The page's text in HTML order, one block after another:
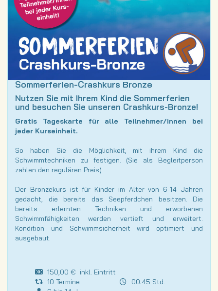
Sommerferien-Crashkurs Bronze
Nutzen Sie mit Ihrem Kind die Sommerferien
und besuchen Sie unseren Crashkurs-Bronze!
Gratis Tageskarte für alle Teilnehmer/innen bei
jeder Kurseinheit.
So haben Sie die Möglichkeit, mit ihrem Kind die
Schwimmtechniken zu festigen. (Sie als Begleitperson
zahlen den regulären Preis)
Der Bronzekurs ist für Kinder im Alter von 6-14 Jahren
gedacht, die bereits das Seepferdchen besitzen. Die
bereits erlernten Techniken und erworbenen
Schwimmfähigkeiten werden vertieft und erweitert.
Kondition und Schwimmsicherheit wird optimiert und
ausgebaut.
150,00 € inkl. Eintritt
10 Termine
00:45 Std.